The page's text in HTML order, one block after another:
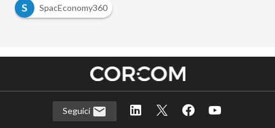
S
SpacEconomy360
Seguici